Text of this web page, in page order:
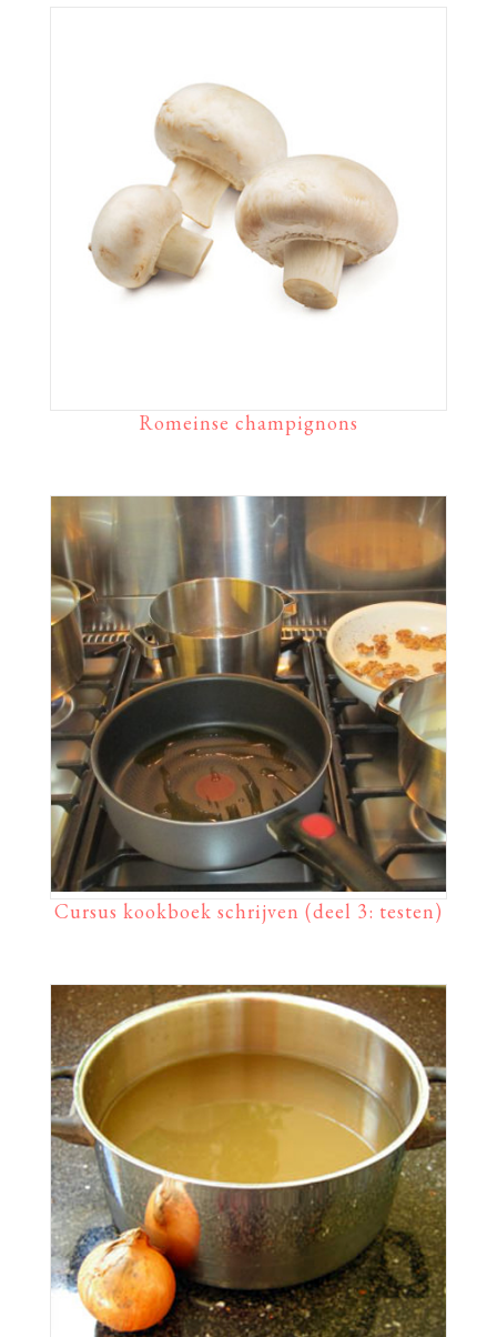
Romeinse champignons
Cursus kookboek schrijven (deel 3: testen)